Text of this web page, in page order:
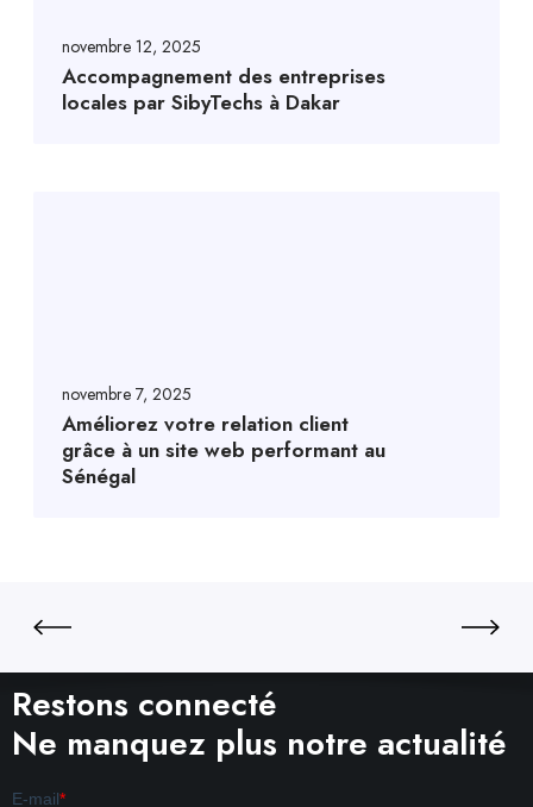
novembre 12, 2025
Accompagnement des entreprises
locales par SibyTechs à Dakar
novembre 7, 2025
Améliorez votre relation client
grâce à un site web performant au
Sénégal
Restons connecté
Ne manquez plus notre actualité